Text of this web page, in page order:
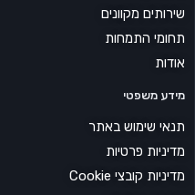
שירותים מקוונים
תחומי התמחות
אודות
מידע משפטי
תנאי שימוש באתר
מדיניות פרטיות
מדיניות קובצי Cookie